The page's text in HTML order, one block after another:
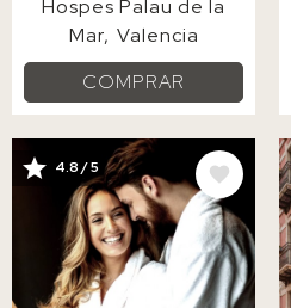
Hospes Palau de la
Mar Valencia
COMPRAR
IMAGE
4.8 / 5